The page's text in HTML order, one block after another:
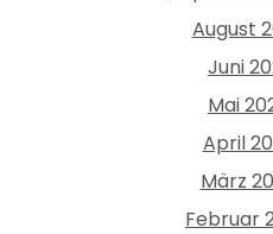
August
Juni
Mai
April
März
Februar